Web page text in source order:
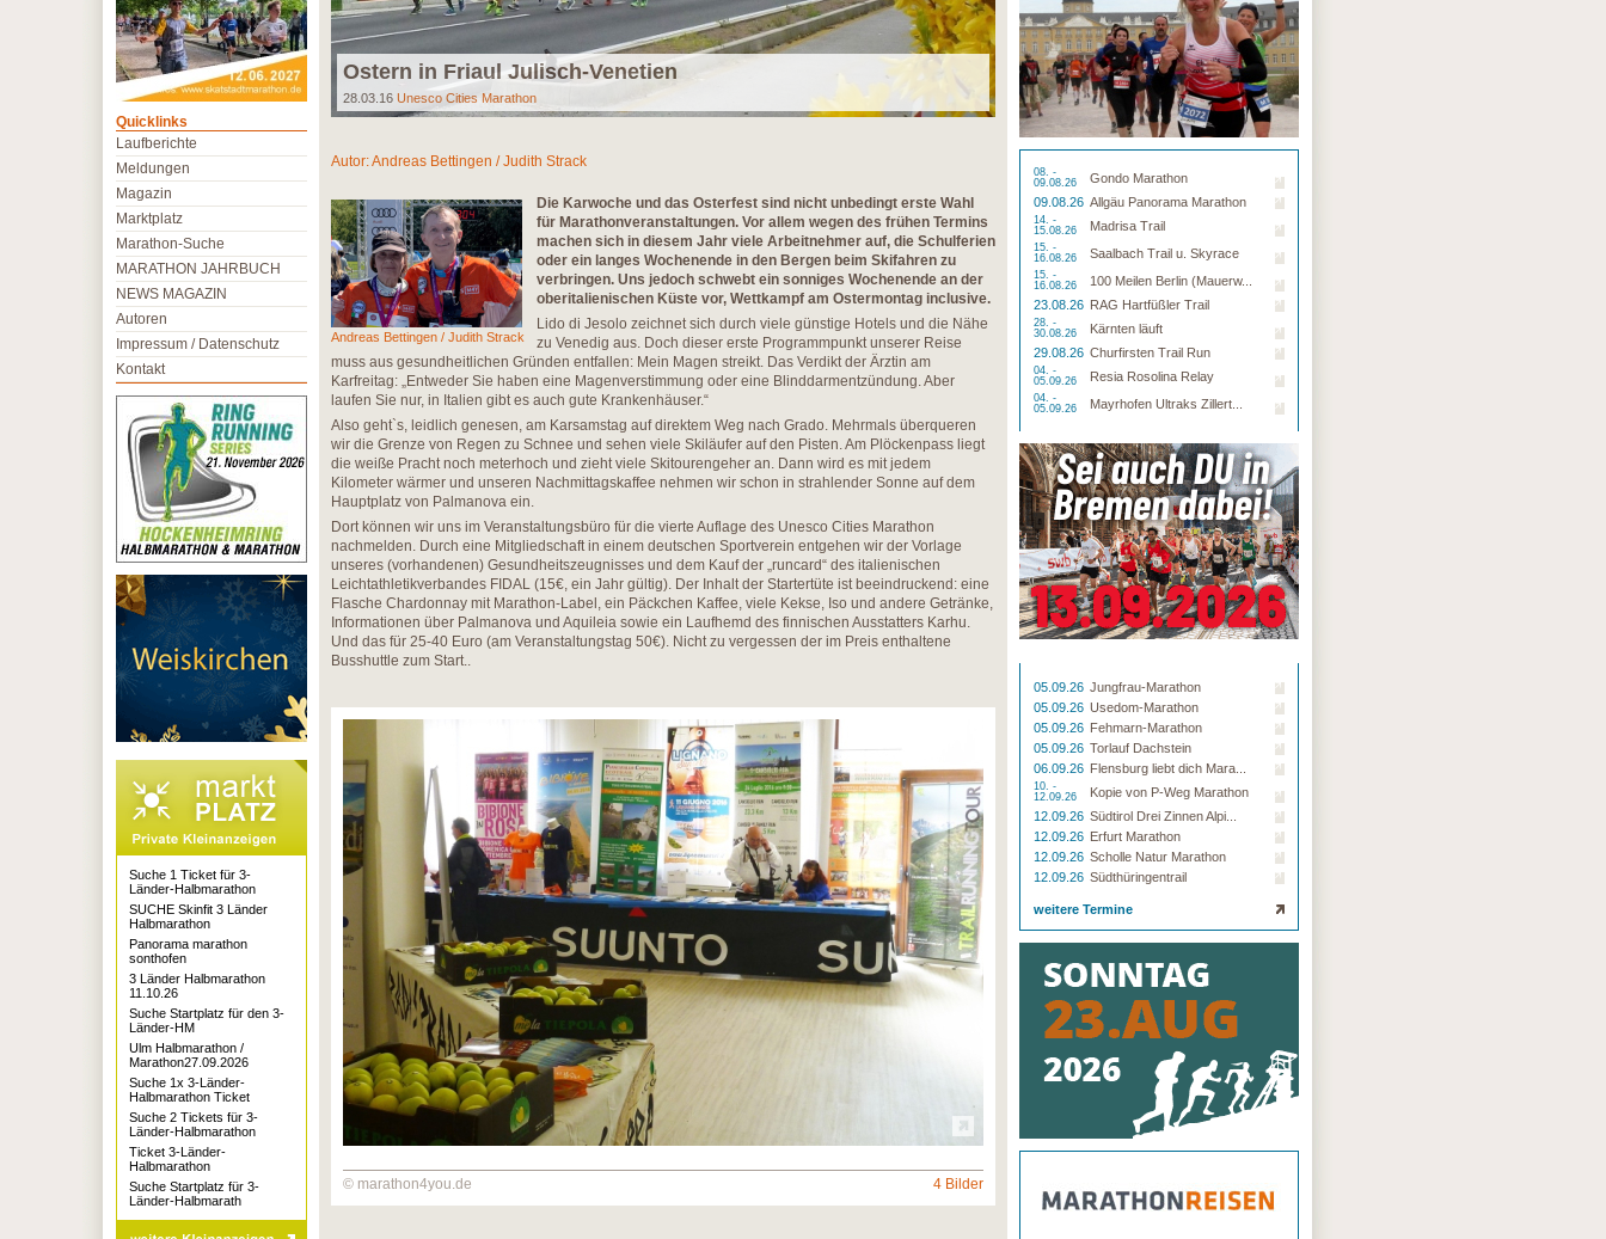
Ostern in Friaul Julisch-Venetien
28.03.16 Unesco Cities Marathon
Autor:Andreas Bettingen / Judith Strack
Andreas Bettingen / Judith Strack
Die Karwoche und das Osterfest sind nicht unbedingt erste Wahl
für Marathonveranstaltungen. Vor allem wegen des frühen Termins
machen sich in diesem Jahr viele Arbeitnehmer auf, die Schulferien
oder ein langes Wochenende in den Bergen beim Skifahren zu
verbringen. Uns jedoch schwebt ein sonniges Wochenende an der
oberitalienischen Küste vor, Wettkampf am Ostermontag inclusive.
Lido di Jesolo zeichnet sich durch viele günstige Hotels und die Nähe
zu Venedig aus. Doch dieser erste Programmpunkt unserer Reise
muss aus gesundheitlichen Gründen entfallen: Mein Magen streikt. Das Verdikt der Ärztin am
Karfreitag: „Entweder Sie haben eine Magenverstimmung oder eine Blinddarmentzündung. Aber
laufen Sie nur, in Italien gibt es auch gute Krankenhäuser.“
Also geht`s, leidlich genesen, am Karsamstag auf direktem Weg nach Grado. Mehrmals überqueren
wir die Grenze von Regen zu Schnee und sehen viele Skiläufer auf den Pisten. Am Plöckenpass liegt
die weiße Pracht noch meterhoch und zieht viele Skitourengeher an. Dann wird es mit jedem
Kilometer wärmer und unseren Nachmittagskaffee nehmen wir schon in strahlender Sonne auf dem
Hauptplatz von Palmanova ein.
Dort können wir uns im Veranstaltungsbüro für die vierte Auflage des Unesco Cities Marathon
nachmelden. Durch eine Mitgliedschaft in einem deutschen Sportverein entgehen wir der Vorlage
unseres (vorhandenen) Gesundheitszeugnisses und dem Kauf der „runcard“ des italienischen
Leichtathletikverbandes FIDAL (15€, ein Jahr gültig). Der Inhalt der Startertüte ist beeindruckend: eine
Flasche Chardonnay mit Marathon-Label, ein Päckchen Kaffee, viele Kekse, Iso und andere Getränke,
Informationen über Palmanova und Aquileia sowie ein Laufhemd des finnischen Ausstatters Karhu.
Und das für 25-40 Euro (am Veranstaltungstag 50€). Nicht zu vergessen der im Preis enthaltene
Busshuttle zum Start..
© marathon4you.de 4 Bilder
08. -
09.08.26
Gondo Marathon
09.08.26 Allgäu Panorama Marathon
14. -
15.08.26
Madrisa Trail
15. -
16.08.26
Saalbach Trail u. Skyrace
15. -
16.08.26
100 Meilen Berlin (Mauerw...
23.08.26 RAG Hartfüßler Trail
28. -
30.08.26
Kärnten läuft
29.08.26 Churfirsten Trail Run
04. -
05.09.26
Resia Rosolina Relay
04. -
05.09.26
Mayrhofen Ultraks Zillert...
05.09.26 Jungfrau-Marathon
05.09.26 Usedom-Marathon
05.09.26 Fehmarn-Marathon
05.09.26 Torlauf Dachstein
06.09.26 Flensburg liebt dich Mara...
10. -
12.09.26
Kopie von P-Weg Marathon
12.09.26 Südtirol Drei Zinnen Alpi...
12.09.26 Erfurt Marathon
12.09.26 Scholle Natur Marathon
12.09.26 Südthüringentrail
weitere Termine
Quicklinks
Laufberichte
Meldungen
Magazin
Marktplatz
Marathon-Suche
MARATHON JAHRBUCH
NEWS MAGAZIN
Autoren
Impressum / Datenschutz
Kontakt
Suche 1 Ticket für 3-
Länder-Halbmarathon
SUCHE Skinfit 3 Länder
Halbmarathon
Panorama marathon
sonthofen
3 Länder Halbmarathon
11.10.26
Suche Startplatz für den 3-
Länder-HM
Ulm Halbmarathon /
Marathon27.09.2026
Suche 1x 3-Länder-
Halbmarathon Ticket
Suche 2 Tickets für 3-
Länder-Halbmarathon
Ticket 3-Länder-
Halbmarathon
Suche Startplatz für 3-
Länder-Halbmarath